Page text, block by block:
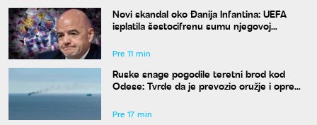
Novi skandal oko Đanija Infantina: UEFA
isplatila šestocifrenu sumu njegovoj
Pre 11 min
Ruske snage pogodile teretni brod kod
Odese: Tvrde da je prevozio oružje i opremu
Pre 17 min